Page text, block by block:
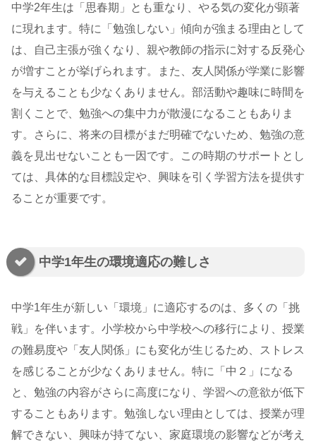
中学2年生は「思春期」とも重なり、やる気の変化が顕著
に現れます。特に「勉強しない」傾向が強まる理由として
は、自己主張が強くなり、親や教師の指示に対する反発心
が増すことが挙げられます。また、友人関係が学業に影響
を与えることも少なくありません。部活動や趣味に時間を
割くことで、勉強への集中力が散漫になることもありま
す。さらに、将来の目標がまだ明確でないため、勉強の意
義を見出せないことも一因です。この時期のサポートとし
ては、具体的な目標設定や、興味を引く学習方法を提供す
ることが重要です。
中学1年生の環境適応の難しさ
中学1年生が新しい「環境」に適応するのは、多くの「挑
戦」を伴います。小学校から中学校への移行により、授業
の難易度や「友人関係」にも変化が生じるため、ストレス
を感じることが少なくありません。特に「中２」になる
と、勉強の内容がさらに高度になり、学習への意欲が低下
することもあります。勉強しない理由としては、授業が理
解できない、興味が持てない、家庭環境の影響などが考え